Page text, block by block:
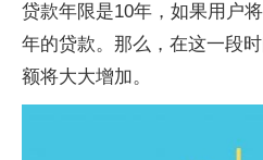
贷款年限是10年，如果用户
年的贷款。那么，在这一段
额将大大增加。